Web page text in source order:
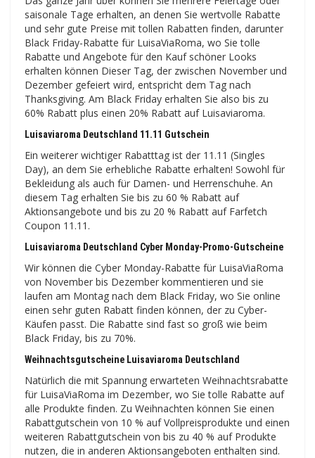
saisonale Tage erhalten, an denen Sie wertvolle Rabatte
und sehr gute Preise mit tollen Rabatten finden, darunter
Black Friday-Rabatte für LuisaViaRoma, wo Sie tolle
Rabatte und Angebote für den Kauf schöner Looks
erhalten können Dieser Tag, der zwischen November und
Dezember gefeiert wird, entspricht dem Tag nach
Thanksgiving. Am Black Friday erhalten Sie also bis zu
60% Rabatt plus einen 20% Rabatt auf Luisaviaroma.
Luisaviaroma Deutschland 11.11 Gutschein
Ein weiterer wichtiger Rabatttag ist der 11.11 (Singles
Day), an dem Sie erhebliche Rabatte erhalten! Sowohl für
Bekleidung als auch für Damen- und Herrenschuhe. An
diesem Tag erhalten Sie bis zu 60 % Rabatt auf
Aktionsangebote und bis zu 20 % Rabatt auf Farfetch
Coupon 11.11.
Luisaviaroma Deutschland Cyber ​​​​Monday-Promo-Gutscheine
Wir können die Cyber ​​Monday-Rabatte für LuisaViaRoma
von November bis Dezember kommentieren und sie
laufen am Montag nach dem Black Friday, wo Sie online
einen sehr guten Rabatt finden können, der zu Cyber-
Käufen passt. Die Rabatte sind fast so groß wie beim
Black Friday, bis zu 70%.
Weihnachtsgutscheine Luisaviaroma Deutschland
Natürlich die mit Spannung erwarteten Weihnachtsrabatte
für LuisaViaRoma im Dezember, wo Sie tolle Rabatte auf
alle Produkte finden. Zu Weihnachten können Sie einen
Rabattgutschein von 10 % auf Vollpreisprodukte und einen
weiteren Rabattgutschein von bis zu 40 % auf Produkte
nutzen, die in anderen Aktionsangeboten enthalten sind.